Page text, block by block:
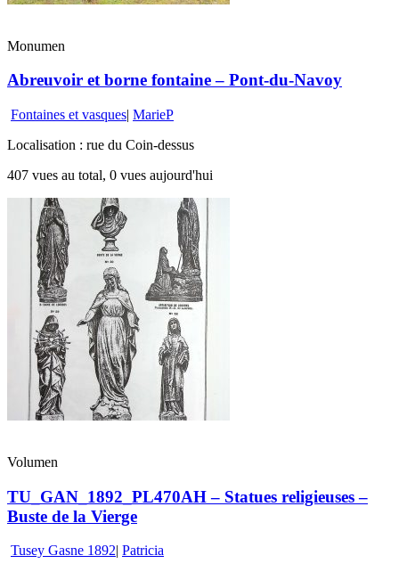
Monumen
Abreuvoir et borne fontaine – Pont-du-Navoy
Fontaines et vasques| MarieP
Localisation : rue du Coin-dessus
407 vues au total, 0 vues aujourd'hui
Volumen
TU_GAN_1892_PL470AH – Statues religieuses –
Buste de la Vierge
Tusey Gasne 1892| Patricia